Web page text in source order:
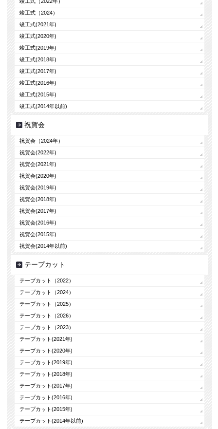
竣工式（2024）
竣工式(2021年)
竣工式(2020年)
竣工式(2019年)
竣工式(2018年)
竣工式(2017年)
竣工式(2016年)
竣工式(2015年)
竣工式(2014年以前)
祝賀会
祝賀会（2024年）
祝賀会(2022年)
祝賀会(2021年)
祝賀会(2020年)
祝賀会(2019年)
祝賀会(2018年)
祝賀会(2017年)
祝賀会(2016年)
祝賀会(2015年)
祝賀会(2014年以前)
テープカット
テープカット（2022）
テープカット（2024）
テープカット（2025）
テープカット（2026）
テープカット（2023）
テープカット(2021年)
テープカット(2020年)
テープカット(2019年)
テープカット(2018年)
テープカット(2017年)
テープカット(2016年)
テープカット(2015年)
テープカット(2014年以前)